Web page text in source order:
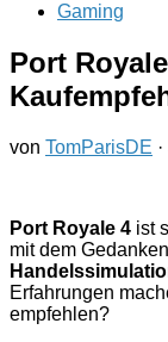
Gaming
Port
von TomParisDE ·
Port Royale 4 ist
mit dem
Erfahrungen
empfehlen?